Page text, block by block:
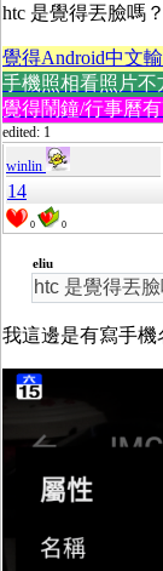
htc 是覺得丟臉嗎
覺得Android中文
手機照相看照片不
覺得鬧鐘/行事曆
edited: 1
winlin
14
0 0
eliu
htc 是覺得丟
我這邊是有寫手機